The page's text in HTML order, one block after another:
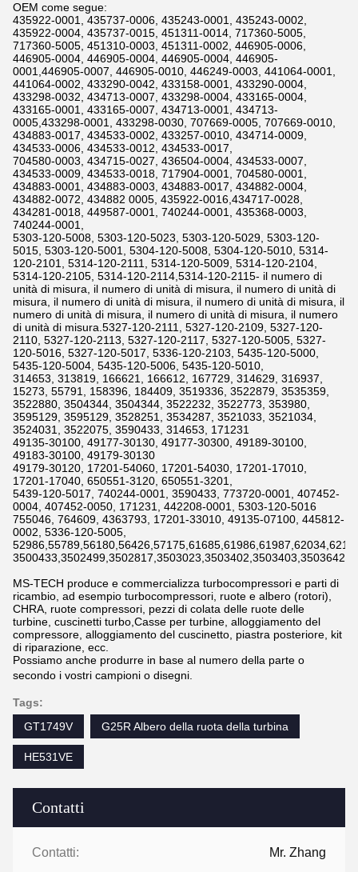
Contatti
Contatti: Mr. Zhang
OEM come segue:
435922-0001, 435737-0006, 435243-0001, 435243-0002,
435922-0004, 435737-0015, 451311-0014, 717360-5005,
717360-5005, 451310-0003, 451311-0002, 446905-0006,
446905-0004, 446905-0004, 446905-0004, 446905-
0001,446905-0007, 446905-0010, 446249-0003, 441064-0001,
441064-0002, 433290-0042, 433158-0001, 433290-0004,
433298-0032, 434713-0007, 433298-0004, 433165-0004,
433165-0001, 433165-0007, 434713-0001, 434713-
0005,433298-0001, 433298-0030, 707669-0005, 707669-0010,
434883-0017, 434533-0002, 433257-0010, 434714-0009,
434533-0006, 434533-0012, 434533-0017,
704580-0003, 434715-0027, 436504-0004, 434533-0007,
434533-0009, 434533-0018, 717904-0001, 704580-0001,
434883-0001, 434883-0003, 434883-0017, 434882-0004,
434882-0072, 434882 0005, 435922-0016,434717-0028,
434281-0018, 449587-0001, 740244-0001, 435368-0003,
740244-0001,
5303-120-5008, 5303-120-5023, 5303-120-5029, 5303-120-
5015, 5303-120-5001, 5304-120-5008, 5304-120-5010, 5314-
120-2101, 5314-120-2111, 5314-120-5009, 5314-120-2104,
5314-120-2105, 5314-120-2114,5314-120-2115- il numero di
unità di misura, il numero di unità di misura, il numero di unità di
misura, il numero di unità di misura, il numero di unità di misura, il
numero di unità di misura, il numero di unità di misura, il numero
di unità di misura.5327-120-2111, 5327-120-2109, 5327-120-
2110, 5327-120-2113, 5327-120-2117, 5327-120-5005, 5327-
120-5016, 5327-120-5017, 5336-120-2103, 5435-120-5000,
5435-120-5004, 5435-120-5006, 5435-120-5010,
314653, 313819, 166621, 166612, 167729, 314629, 316937,
15273, 55791, 158396, 184409, 3519336, 3522879, 3535359,
3522880, 3504344, 3504344, 3522232, 3522773, 353980,
3595129, 3595129, 3528251, 3534287, 3521033, 3521034,
3524031, 3522075, 3590433, 314653, 171231
49135-30100, 49177-30130, 49177-30300, 49189-30100,
49183-30100, 49179-30130
49179-30120, 17201-54060, 17201-54030, 17201-17010,
17201-17040, 650551-3120, 650551-3201,
5439-120-5017, 740244-0001, 3590433, 773720-0001, 407452-
0004, 407452-0050, 171231, 442208-0001, 5303-120-5016
755046, 764609, 4363793, 17201-33010, 49135-07100, 445812-
0002, 5336-120-5005,
MS-TECH produce e commercializza turbocompressori e parti di
ricambio, ad esempio turbocompressori, ruote e albero (rotori),
CHRA, ruote compressori, pezzi di colata delle ruote delle
turbine, cuscinetti turbo,Casse per turbine, alloggiamento del
compressore, alloggiamento del cuscinetto, piastra posteriore, kit
di riparazione, ecc.
Possiamo anche produrre in base al numero della parte o
secondo i vostri campioni o disegni.
Tags:
GT1749V
G25R Albero della ruota della turbina
HE531VE